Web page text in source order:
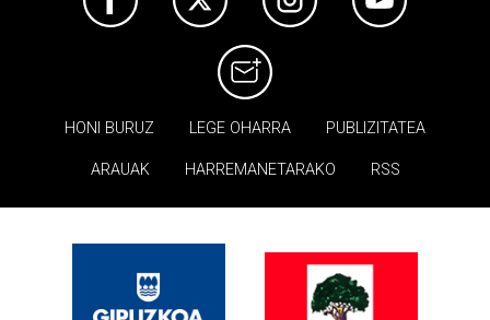
HONI BURUZ LEGE OHARRA PUBLIZITATEA
ARAUAK HARREMANETARAKO RSS